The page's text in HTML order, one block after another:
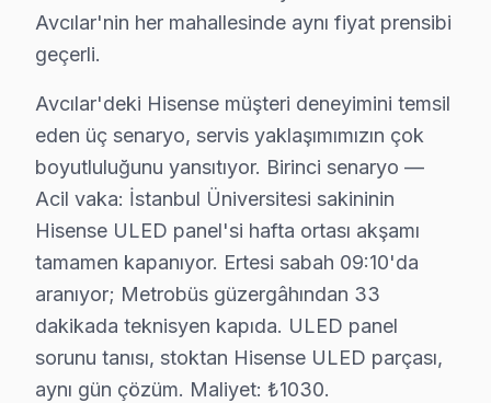
Tahtakale Mahallesi’nde Hisense televizyonunuz
Üniversite'de söz konusu model TV Servisi
Üniversite Mahallesi’nde Hisense ekran
Yeşilkent'te Hisense TV Servisi
Yeşilkent Mahallesi’nde Hisense televizyon sahipleri,
Avcılar'de Hisense TV: Kuşaklar Arası
Avcılar bölgesinde Hisense televizyonunuz'lerin
Bu fiyatlar, garanti durumu, parça bulunabilirliği ve
Avcılar'de Her Kuşağa Hisense Servisi:
Avcılar'nin her mahallesinde aynı fiyat prensibi
geçerli.
Avcılar'deki Hisense müşteri deneyimini temsil
eden üç senaryo, servis yaklaşımımızın çok
boyutluluğunu yansıtıyor. Birinci senaryo —
Acil vaka: İstanbul Üniversitesi sakininin
Hisense ULED panel'si hafta ortası akşamı
tamamen kapanıyor. Ertesi sabah 09:10'da
aranıyor; Metrobüs güzergâhından 33
dakikada teknisyen kapıda. ULED panel
sorunu tanısı, stoktan Hisense ULED parçası,
aynı gün çözüm. Maliyet: ₺1030.